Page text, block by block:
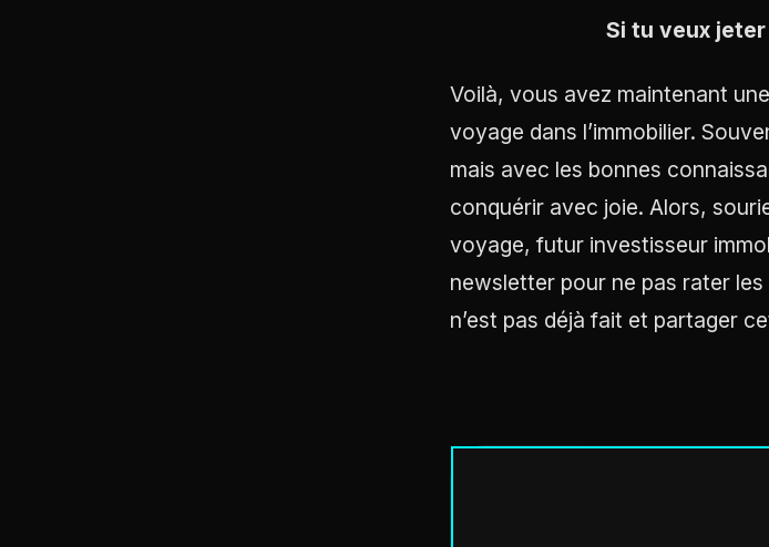
Si tu veux
Voilà, vous avez maintenant
voyage dans l’immobilier.
mais avec les bonnes
conquérir avec joie. Alors,
voyage, futur investisseur
newsletter pour ne pas rater
n’est pas déjà fait et partager